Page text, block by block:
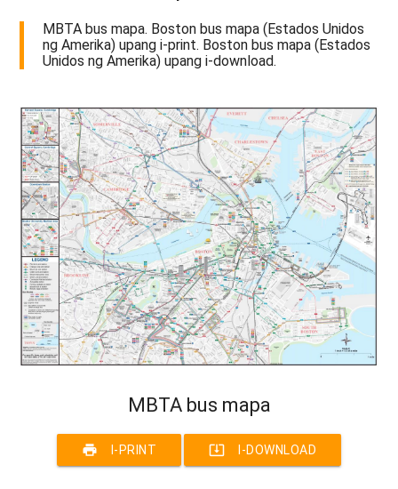
MBTA bus mapa. Boston bus mapa (Estados Unidos
ng Amerika) upang i-print. Boston bus mapa (Estados
Unidos ng Amerika) upang i-download.
MBTA bus mapa
print I-PRINT system_update_alt I-DOWNLOAD